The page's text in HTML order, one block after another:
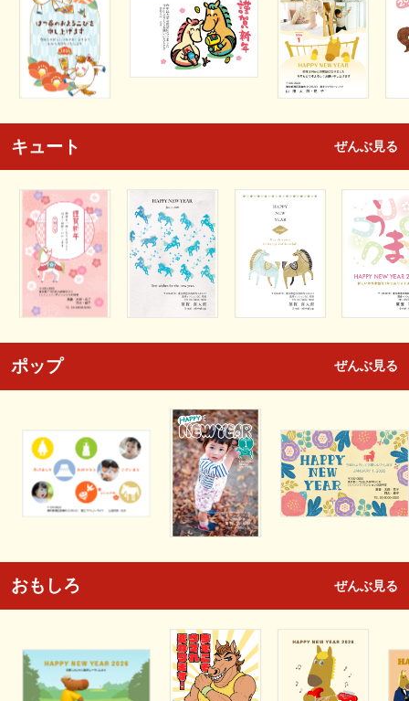
キュート ぜんぶ見る
ポップ ぜんぶ見る
おもしろ ぜんぶ見る